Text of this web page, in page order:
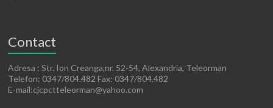
Contact
Adresa : Str. Ion Creanga,nr. 52-54, Alexandria, Teleorman
Telefon: 0347/804.482 Fax: 0347/804.482
E-mail:cjcpctteleorman@yahoo.com